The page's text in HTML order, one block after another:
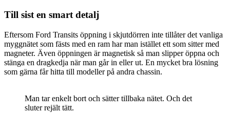
Till sist en smart detalj
Eftersom Ford Transits öppning i skjutdörren inte tillåter det vanliga
myggnätet som fästs med en ram har man istället ett som sitter med
magneter. Även öppningen är magnetisk så man slipper öppna och
stänga en dragkedja när man går in eller ut. En mycket bra lösning
som gärna får hitta till modeller på andra chassin.
Man tar enkelt bort och sätter tillbaka nätet. Och det
sluter rejält tätt.